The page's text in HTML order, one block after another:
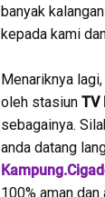
banyak
kepada kami
Menariknya
oleh stasiun TV
sebagainya.
anda datang
100% aman dan